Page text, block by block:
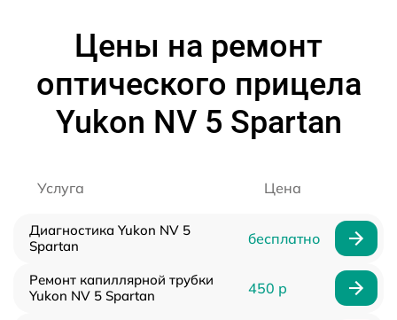
Цены на ремонт
оптического прицела
Yukon NV 5 Spartan
Услуга Цена
Диагностика Yukon NV 5
Spartan
бесплатно
Ремонт капиллярной трубки
Yukon NV 5 Spartan
450 р